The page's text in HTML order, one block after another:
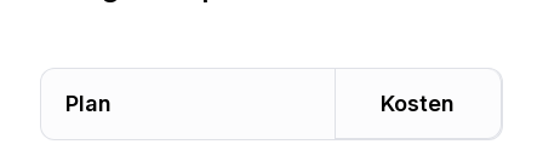
Plan Kosten